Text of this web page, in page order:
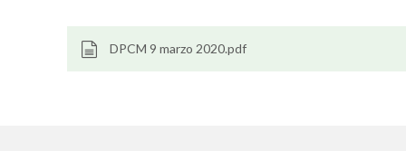
DPCM 9 marzo 2020.pdf